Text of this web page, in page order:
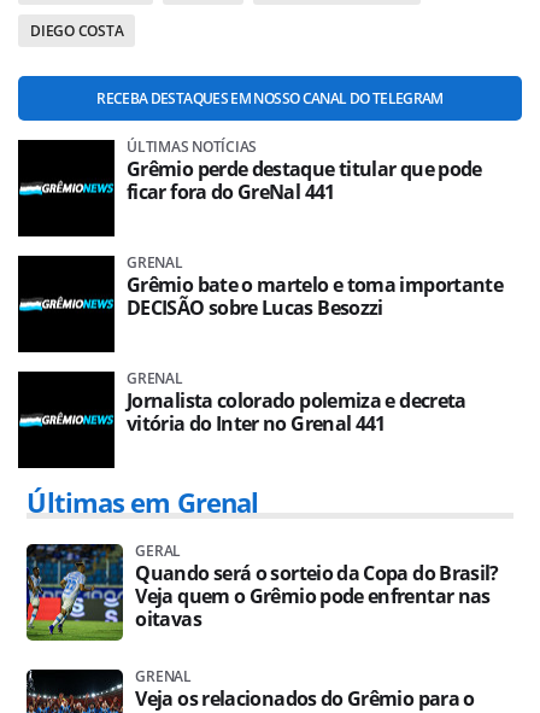
DIEGO COSTA
RECEBA DESTAQUES EM NOSSO CANAL DO TELEGRAM
ÚLTIMAS NOTÍCIAS
Grêmio perde destaque titular que pode
ficar fora do GreNal 441
GRENAL
Grêmio bate o martelo e toma importante
DECISÃO sobre Lucas Besozzi
GRENAL
Jornalista colorado polemiza e decreta
vitória do Inter no Grenal 441
Últimas em Grenal
GERAL
Quando será o sorteio da Copa do Brasil?
Veja quem o Grêmio pode enfrentar nas
oitavas
GRENAL
Veja os relacionados do Grêmio para o